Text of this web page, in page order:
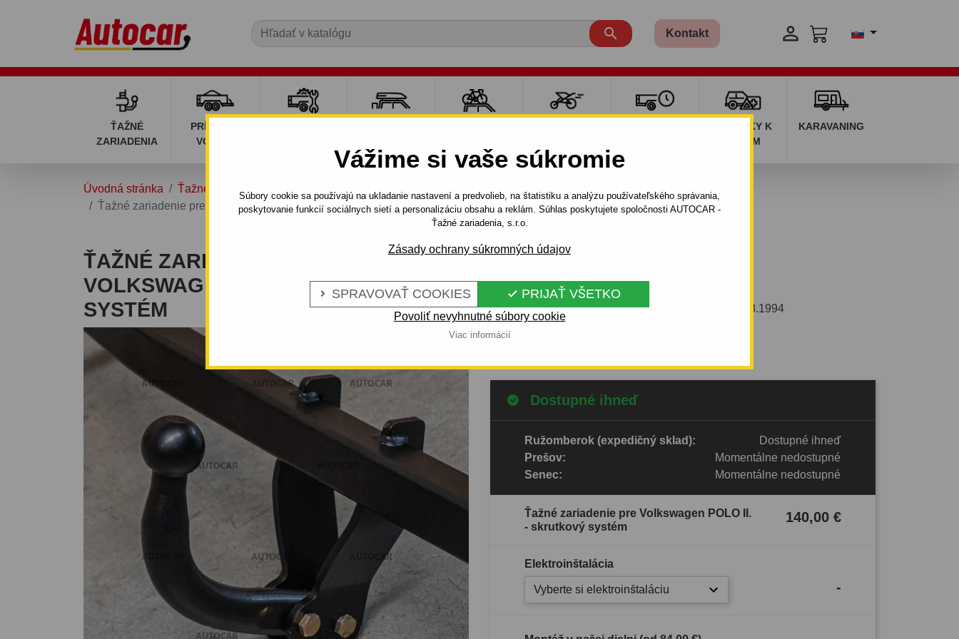
Vážime si vaše súkromie
Súbory cookie sa používajú na ukladanie nastavení a predvolieb, na štatistiku a analýzu používateľského správania,
poskytovanie funkcií sociálnych sietí a personalizáciu obsahu a reklám. Súhlas poskytujete spoločnosti AUTOCAR -
Ťažné zariadenia, s.r.o.
Zásady ochrany súkromných údajov
 SPRAVOVAŤ COOKIES  PRIJAŤ VŠETKO
Povoliť nevyhnutné súbory cookie
Viac informácií
 Kontakt 
ŤAŽNÉ
ZARIADENIA
PRÍVESNÉ
VOZÍKY
DOPLNKY K
AUTÁM
KARAVANING
Úvodná stránka Ťažné zariadenia
Ťažné zariadenie pre Volkswagen POLO II. - skrutkový systém
ŤAŽNÉ ZARIADENIE PRE
VOLKSWAGEN POLO II. - SKRUTKOVÝ
SYSTÉM
Kód: K 02 S
Ťažné zariadenie so skrutkovým systémom.
Volkswagen POLO, 3 dv. / Kombi (Fox). 09.1990 - 08.1994
Celý popis produktu
Dostupné ihneď
Ružomberok (expedičný sklad):
Dostupné ihneď
Prešov:
Momentálne nedostupné
Senec:
Momentálne nedostupné
Ťažné zariadenie pre Volkswagen POLO II.
- skrutkový systém
140,00 €
Elektroinštalácia
Vyberte si elektroinštaláciu -